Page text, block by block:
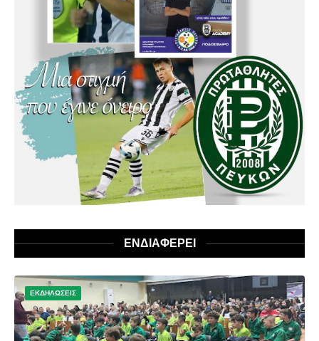
ΕΝΔΙΑΦΕΡΕΙ
ΕΚΔΗΛΩΣΕΙΣ